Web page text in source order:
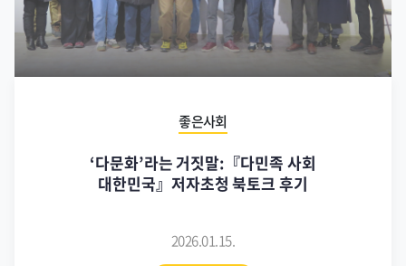
좋은사회
‘다문화’라는 거짓말:『다민족 사회
대한민국』저자초청 북토크 후기
2026.01.15.